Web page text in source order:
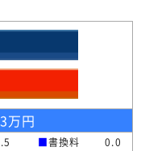
万円
■書換料 0.0